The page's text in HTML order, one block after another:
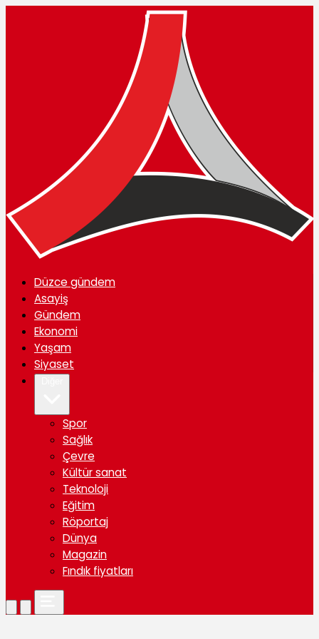
Düzce gündem
Asayiş
Gündem
Ekonomi
Yaşam
Siyaset
Spor
Sağlık
Çevre
Kültür sanat
Teknoloji
Eğitim
Röportaj
Dünya
Magazin
Fındık fiyatları